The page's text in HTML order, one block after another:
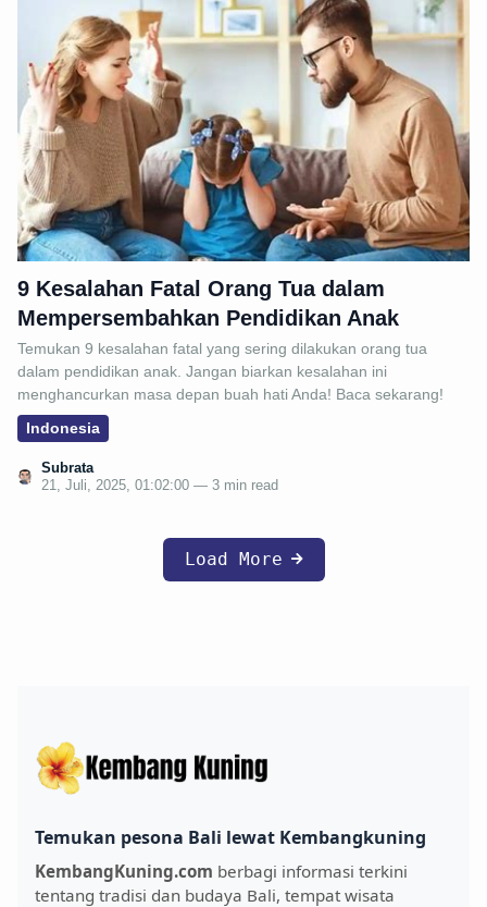
9 Kesalahan Fatal Orang Tua dalam
Mempersembahkan Pendidikan Anak
Temukan 9 kesalahan fatal yang sering dilakukan orang tua
dalam pendidikan anak. Jangan biarkan kesalahan ini
menghancurkan masa depan buah hati Anda! Baca sekarang!
Indonesia
Subrata
21, Juli, 2025, 01:02:00 — 3 min read
Load More
Temukan pesona Bali lewat Kembangkuning
KembangKuning.com berbagi informasi terkini
tentang tradisi dan budaya Bali, tempat wisata